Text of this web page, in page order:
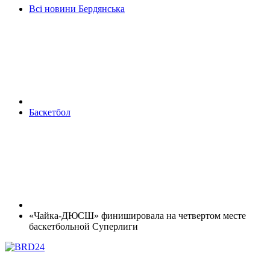
Всі новини Бердянська
Баскетбол
«Чайка-ДЮСШ» финишировала на четвертом месте
баскетбольной Суперлиги